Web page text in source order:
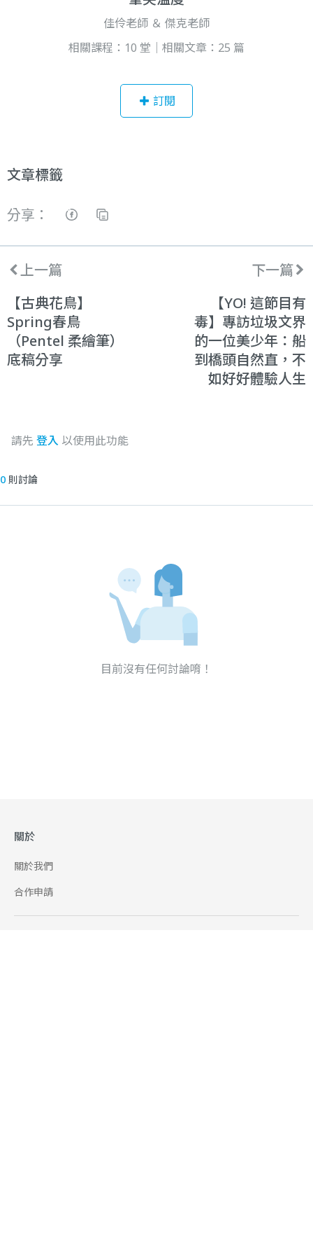
佳伶老師 ＆ 傑克老師
相關課程：10 堂｜相關文章：25 篇
訂閱
文章標籤
分享：
上一篇
【古典花鳥】
Spring春鳥
（Pentel 柔繪筆）
底稿分享
下一篇
【YO! 這節目有
毒】專訪垃圾文界
的一位美少年：船
到橋頭自然直，不
如好好體驗人生
請先 登入 以使用此功能
0 則討論
目前沒有任何討論唷！
關於
關於我們
合作申請